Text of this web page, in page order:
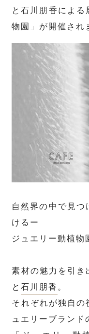
と石川朋香による
物園」が開催され
自然界の中で見つ
けるー
ジュエリー動植物
素材の魅力を引き
と石川朋香 。
それぞれが独自の
ュエリーブランド